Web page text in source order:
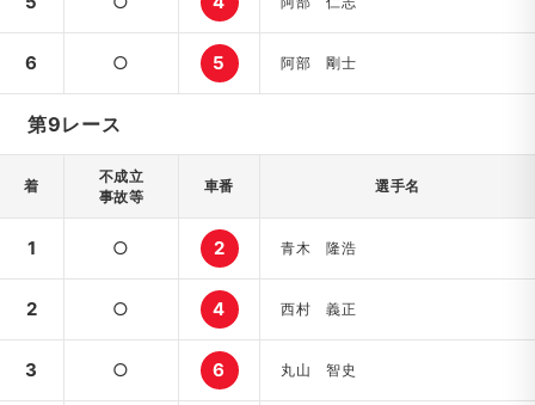
6 ○ 5 阿部 剛士
第9レース
着
不成立
事故等
車番 選手名
1 ○ 2 青木 隆浩
2 ○ 4 西村 義正
3 ○ 6 丸山 智史